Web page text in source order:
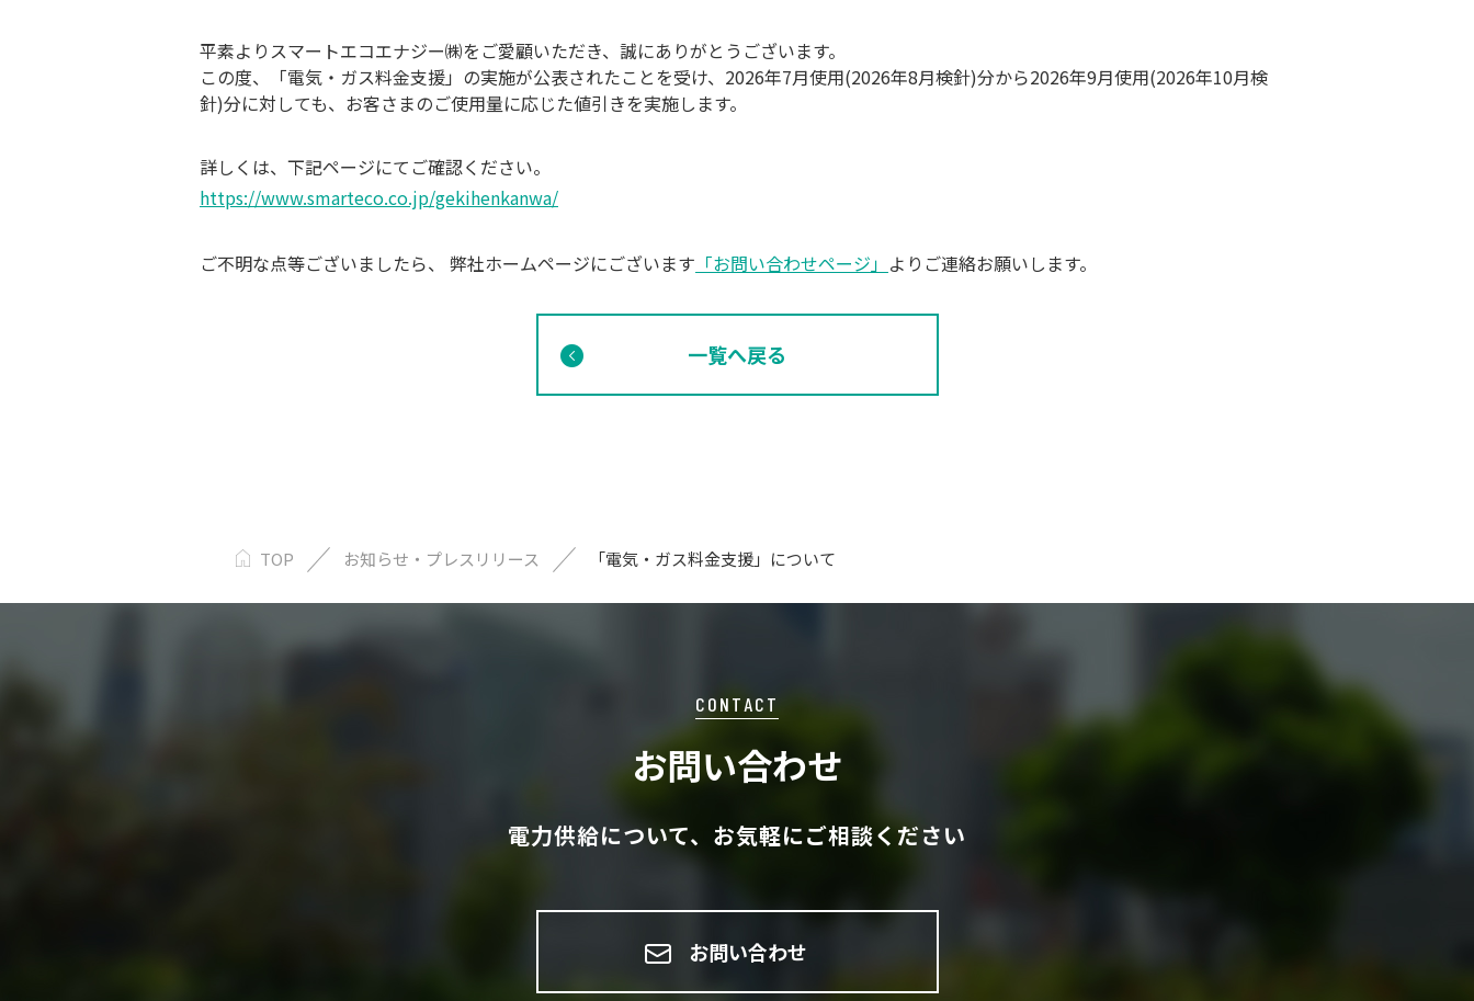
平素よりスマートエコエナジー㈱をご愛顧いただき、誠にありがとうございます。
この度、「電気・ガス料金支援」の実施が公表されたことを受け、2026年7月使用(2026年8月検針)分から2026年9月使用(2026年10月検
針)分に対しても、お客さまのご使用量に応じた値引きを実施します。
詳しくは、下記ページにてご確認ください。
https://www.smarteco.co.jp/gekihenkanwa/
ご不明な点等ございましたら、 弊社ホームページにございます 「お問い合わせページ」 よりご連絡お願いします。
一覧へ戻る
TOP お知らせ・プレスリリース 「電気・ガス料金支援」について
CONTACT
お問い合わせ
電力供給について、お気軽にご相談ください
お問い合わせ